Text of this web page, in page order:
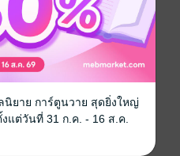
นิยาย การ์ตูนวาย สุดยิ่งใหญ่
แต่วันที่ 31 ก.ค. - 16 ส.ค.